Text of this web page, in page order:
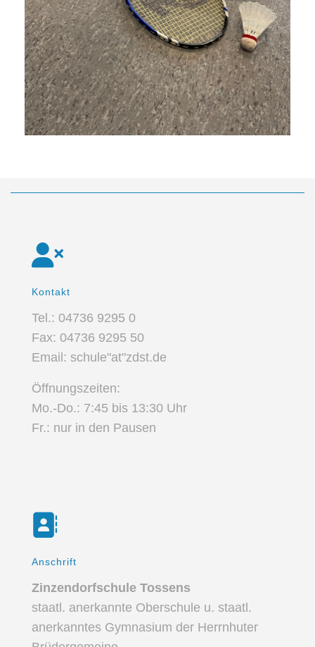
Kontakt
Tel.: 04736 9295 0
Fax: 04736 9295 50
Email: schule"at"zdst.de
Öffnungszeiten:
Mo.-Do.: 7:45 bis 13:30 Uhr
Fr.: nur in den Pausen
Anschrift
Zinzendorfschule Tossens
staatl. anerkannte Oberschule u. staatl.
anerkanntes Gymnasium der Herrnhuter